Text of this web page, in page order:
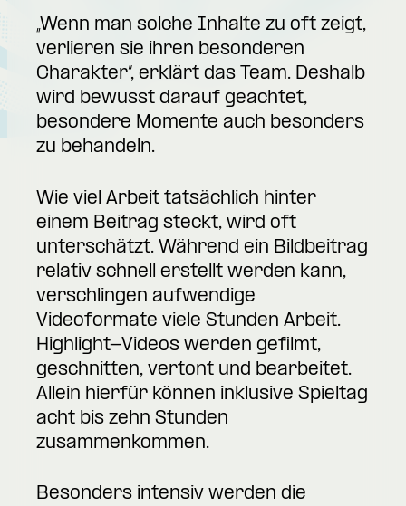
„Wenn man solche Inhalte zu oft zeigt,
verlieren sie ihren besonderen
Charakter“, erklärt das Team. Deshalb
wird bewusst darauf geachtet,
besondere Momente auch besonders
zu behandeln.
Wie viel Arbeit tatsächlich hinter
einem Beitrag steckt, wird oft
unterschätzt. Während ein Bildbeitrag
relativ schnell erstellt werden kann,
verschlingen aufwendige
Videoformate viele Stunden Arbeit.
Highlight-Videos werden gefilmt,
geschnitten, vertont und bearbeitet.
Allein hierfür können inklusive Spieltag
acht bis zehn Stunden
zusammenkommen.
Besonders intensiv werden die